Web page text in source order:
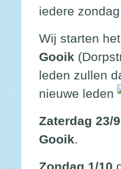
iedere
Wij starten
Gooik
leden zullen
nieuwe leden
Zaterdag 23/9
Gooik.